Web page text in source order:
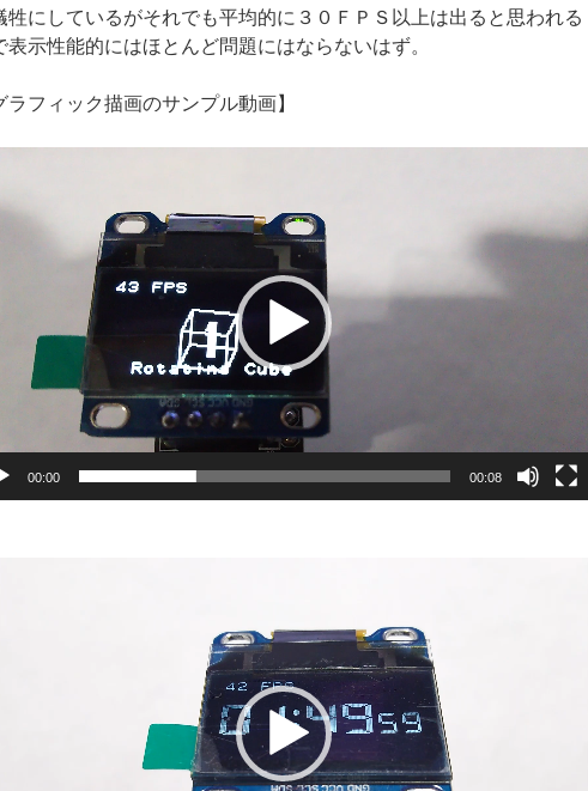
牲にしているがそれでも平均的に３０ＦＰＳ以上は出ると思われる
表示性能的にはほとんど問題にはならないはず。
ラフィック描画のサンプル動画】
00:00 00:08